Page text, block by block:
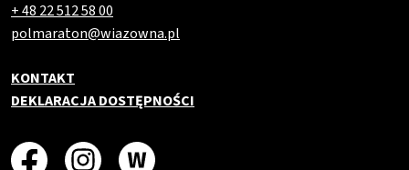
+ 48 22 512 58 00
polmaraton@wiazowna.pl
KONTAKT
DEKLARACJA DOSTĘPNOŚCI